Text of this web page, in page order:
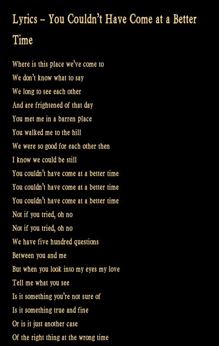
Lyrics – You Couldn’t Have Come at a Better
Time
Where is this place we’ve come to
We don’t know what to say
We long to see each other
And are frightened of that day
You met me in a barren place
You walked me to the hill
We were so good for each other then
I know we could be still
You couldn’t have come at a better time
You couldn’t have come at a better time
You couldn’t have come at a better time
Not if you tried, oh no
Not if you tried, oh no
We have five hundred questions
Between you and me
But when you look into my eyes my love
Tell me what you see
Is it something you’re not sure of
Is it something true and fine
Or is it just another case
Of the right thing at the wrong time